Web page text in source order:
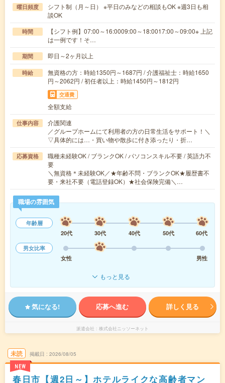
曜日頻度
シフト制（月～日） ※平日のみなどの相談もOK ※週3日も相
談OK
時間
【シフト例】07:00～16:0009:00～18:0017:00～09:00※ 上記
は一例です！そ…
期間 即日～2ヶ月以上
時給
無資格の方：時給1350円～1687円 / 介護福祉士：時給1650
円～2062円 / 初任者以上：時給1450円～1812円
交通費
全額支給
仕事内容
介護関連
／グループホームにて利用者の方の日常生活をサポート！＼
▽具体的には…・買い物や散歩に付き添ったり・折…
応募資格
職種未経験OK / ブランクOK / パソコンスキル不要 / 英語力不
要
＼無資格＊未経験OK／★年齢不問・ブランクOK★履歴書不
要・来社不要（電話登録OK）★社会保険完備＼…
職場の雰囲気
年齢層
20代
30代 40代 50代
60代
男女比率
女性
男性
もっと見る
気になる! 応募へ進む 詳しく見る
派遣会社 株式会社ニッソーネット
未読
NEW
掲載日 2026/08/05
春日市【週2日～】ホテルライクな高齢者マン